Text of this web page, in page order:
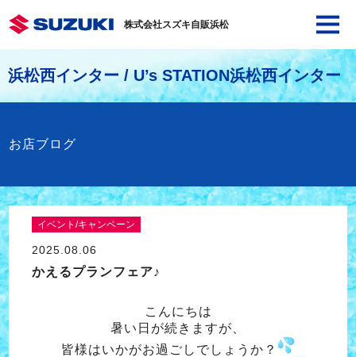
株式会社スズキ自販浜松
浜松西インター / U’s STATION浜松西インター
お店ブログ
イベント/キャンペーン
2025.08.06
かえるプランフェア♪
こんにちは
暑い日が続きますが、
皆様はいかがお過ごしでしょうか？